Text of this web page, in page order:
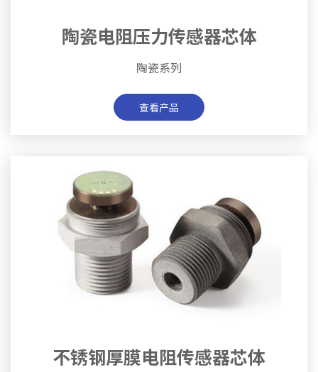
陶瓷电阻压力传感器芯体
陶瓷系列
查看产品
不锈钢厚膜电阻传感器芯体